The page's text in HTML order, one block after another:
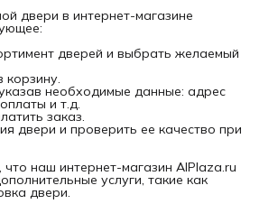
двери в интернет-магазине
дверей и выбрать желаемый
необходимые данные: адрес
и т.д.
заказ.
двери и проверить ее качество при
наш интернет-магазин AlPlaza.ru
услуги, такие как
двери.